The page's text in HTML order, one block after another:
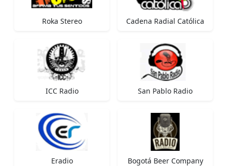
Roka Stereo Cadena Radial Católica
ICC Radio San Pablo Radio
Eradio
Bogotá Beer Company